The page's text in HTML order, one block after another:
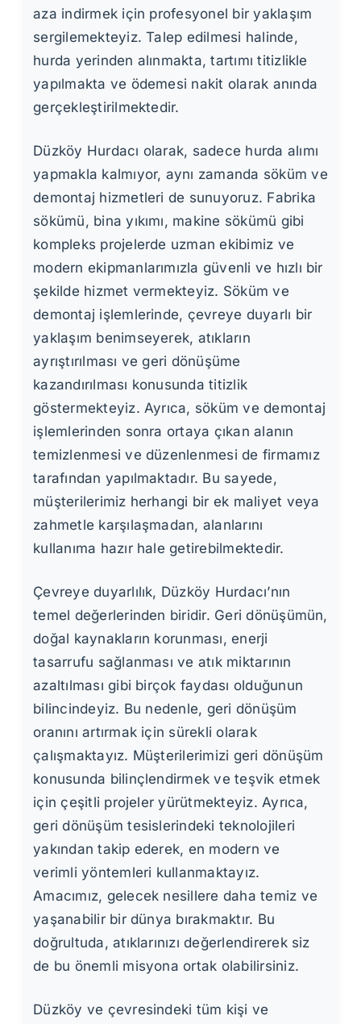
aza indirmek için profesyonel bir yaklaşım
sergilemekteyiz. Talep edilmesi halinde,
hurda yerinden alınmakta, tartımı titizlikle
yapılmakta ve ödemesi nakit olarak anında
gerçekleştirilmektedir.
Düzköy Hurdacı olarak, sadece hurda alımı
yapmakla kalmıyor, aynı zamanda söküm ve
demontaj hizmetleri de sunuyoruz. Fabrika
sökümü, bina yıkımı, makine sökümü gibi
kompleks projelerde uzman ekibimiz ve
modern ekipmanlarımızla güvenli ve hızlı bir
şekilde hizmet vermekteyiz. Söküm ve
demontaj işlemlerinde, çevreye duyarlı bir
yaklaşım benimseyerek, atıkların
ayrıştırılması ve geri dönüşüme
kazandırılması konusunda titizlik
göstermekteyiz. Ayrıca, söküm ve demontaj
işlemlerinden sonra ortaya çıkan alanın
temizlenmesi ve düzenlenmesi de firmamız
tarafından yapılmaktadır. Bu sayede,
müşterilerimiz herhangi bir ek maliyet veya
zahmetle karşılaşmadan, alanlarını
kullanıma hazır hale getirebilmektedir.
Çevreye duyarlılık, Düzköy Hurdacı’nın
temel değerlerinden biridir. Geri dönüşümün,
doğal kaynakların korunması, enerji
tasarrufu sağlanması ve atık miktarının
azaltılması gibi birçok faydası olduğunun
bilincindeyiz. Bu nedenle, geri dönüşüm
oranını artırmak için sürekli olarak
çalışmaktayız. Müşterilerimizi geri dönüşüm
konusunda bilinçlendirmek ve teşvik etmek
için çeşitli projeler yürütmekteyiz. Ayrıca,
geri dönüşüm tesislerindeki teknolojileri
yakından takip ederek, en modern ve
verimli yöntemleri kullanmaktayız.
Amacımız, gelecek nesillere daha temiz ve
yaşanabilir bir dünya bırakmaktır. Bu
doğrultuda, atıklarınızı değerlendirerek siz
de bu önemli misyona ortak olabilirsiniz.
Düzköy ve çevresindeki tüm kişi ve